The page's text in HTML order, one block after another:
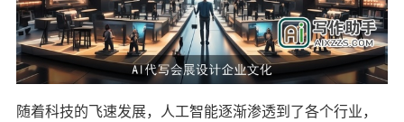
随着科技的飞速发展，人工智能逐渐渗透到了各个行业，